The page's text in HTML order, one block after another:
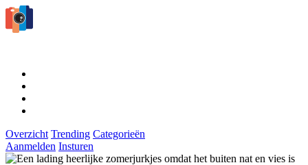
Overzicht Trending Categorieën
Aanmelden Insturen